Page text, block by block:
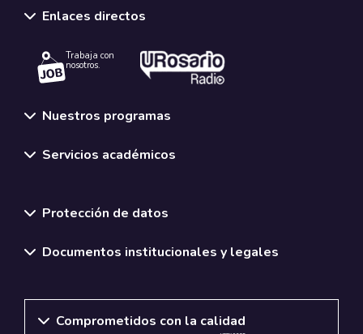
Enlaces directos
Trabaja con
nosotros.
Nuestros programas
Servicios académicos
Protección de datos
Documentos institucionales y legales
Comprometidos con la calidad